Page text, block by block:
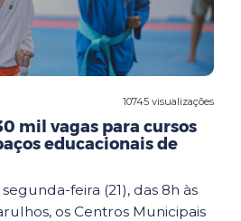
10745 visualizações
mil vagas para cursos
educacionais de
feira (21), das 8h às
os Centros Municipais